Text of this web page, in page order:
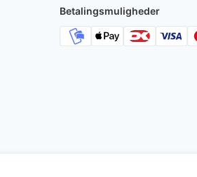
Betalingsmuligheder